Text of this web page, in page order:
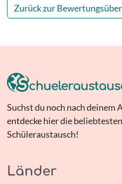
Zurück zur
Suchst du noch nach deinem
entdecke hier die
Schüleraustausch!
Länder